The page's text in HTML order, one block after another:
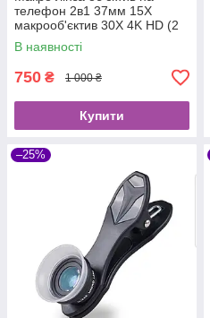
телефон 2в1 37мм 15X
макрооб'єктив 30X 4K HD (2
лінзи - макролінза 37мм 15X)
В наявності
750 ₴ 1 000 ₴
Купити
–25%